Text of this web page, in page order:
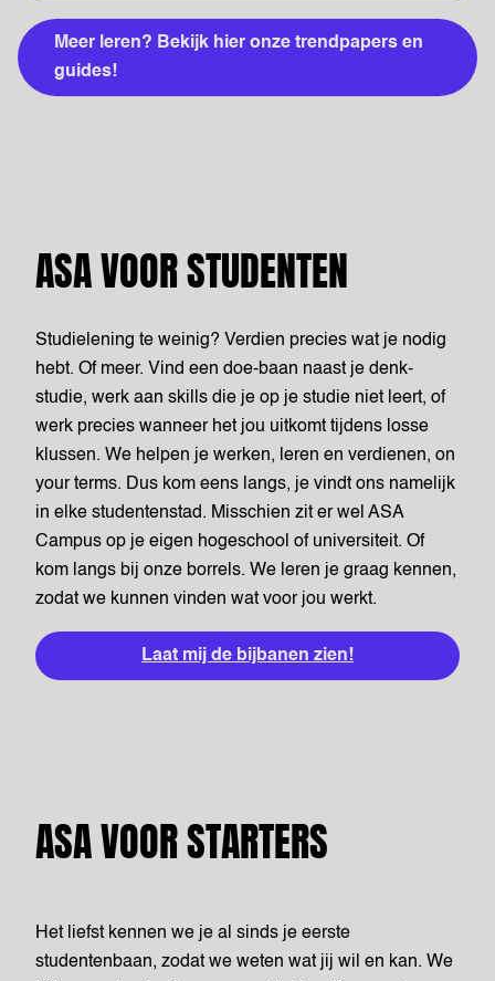
Meer leren? Bekijk hier onze trendpapers en
guides!
ASA VOOR STUDENTEN
Studielening te weinig? Verdien precies wat je nodig
hebt. Of meer. Vind een doe-baan naast je denk-
studie, werk aan skills die je op je studie niet leert, of
werk precies wanneer het jou uitkomt tijdens losse
klussen. We helpen je werken, leren en verdienen, on
your terms. Dus kom eens langs, je vindt ons namelijk
in elke studentenstad. Misschien zit er wel ASA
Campus op je eigen hogeschool of universiteit. Of
kom langs bij onze borrels. We leren je graag kennen,
zodat we kunnen vinden wat voor jou werkt.
Laat mij de bijbanen zien!
ASA VOOR STARTERS
Het liefst kennen we je al sinds je eerste
studentenbaan, zodat we weten wat jij wil en kan. We